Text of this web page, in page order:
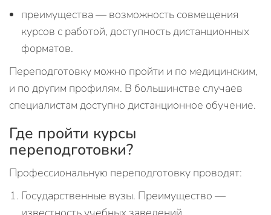
преимущества — возможность совмещения
курсов с работой, доступность дистанционных
форматов.
Переподготовку можно пройти и по медицинским,
и по другим профилям. В большинстве случаев
специалистам доступно дистанционное обучение.
Где пройти курсы
переподготовки?
Профессиональную переподготовку проводят:
Государственные вузы. Преимущество —